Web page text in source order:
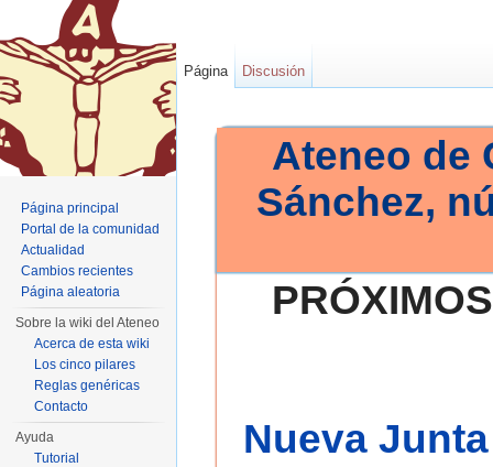
Ateneo de
Sánchez,
Nueva
Página Discusión
Página principal
Portal de la comunidad
Actualidad
Cambios recientes
Página aleatoria
Sobre la wiki del Ateneo
Acerca de esta wiki
Los cinco pilares
Reglas genéricas
Contacto
Ayuda
Tutorial